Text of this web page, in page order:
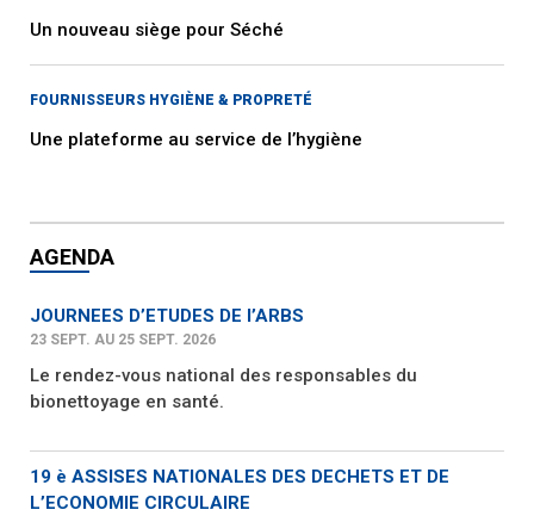
Un nouveau siège pour Séché
FOURNISSEURS HYGIÈNE & PROPRETÉ
Une plateforme au service de l’hygiène
AGENDA
JOURNEES D’ETUDES DE l’ARBS
23 SEPT. AU 25 SEPT. 2026
Le rendez-vous national des responsables du
bionettoyage en santé.
19 è ASSISES NATIONALES DES DECHETS ET DE
L’ECONOMIE CIRCULAIRE